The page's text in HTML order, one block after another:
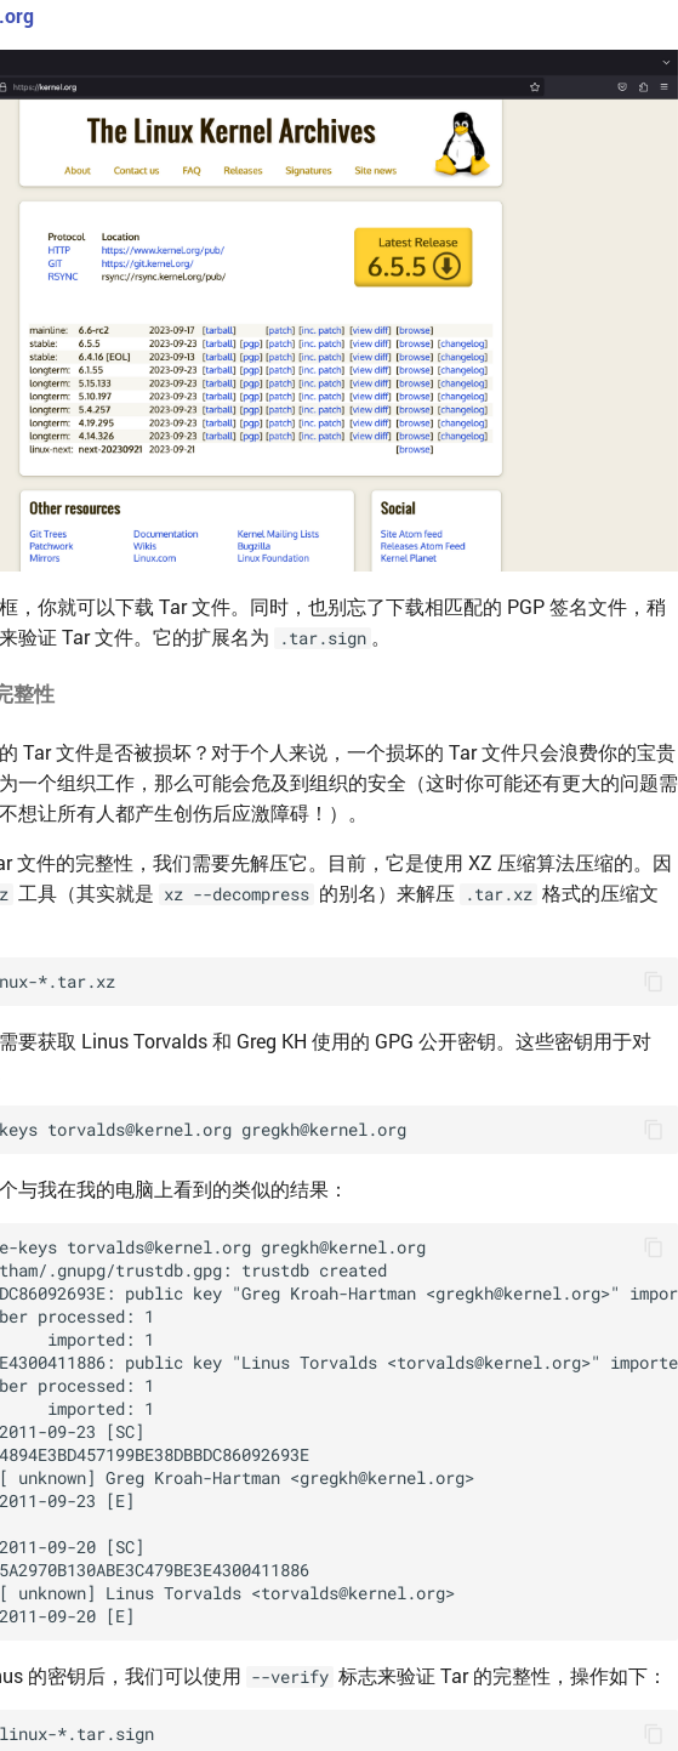
，你就可以下载 Tar 文件。同时，也别忘了下载相匹配的 PGP 签名文件，稍
验证 Tar 文件。它的扩展名为
.tar.sign 。
整性
Tar 文件是否被损坏？对于个人来说，一个损坏的 Tar 文件只会浪费你的宝贵
一个组织工作，那么可能会危及到组织的安全（这时你可能还有更大的问题需
想让所有人都产生创伤后应激障碍！）。
文件的完整性，我们需要先解压它。目前，它是使用 XZ 压缩算法压缩的。因
工具（其实就是 xz --decompress 的别名）来解压 .tar.xz 格式的压缩文
要获取 Linus Torvalds 和 Greg KH 使用的 GPG 公开密钥。这些密钥用于对
与我在我的电脑上看到的类似的结果：
的密钥后，我们可以使用 --verify 标志来验证 Tar 的完整性，操作如下：